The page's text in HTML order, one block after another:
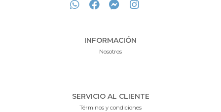
INFORMACIÓN
Nosotros
SERVICIO AL CLIENTE
Términos y condiciones